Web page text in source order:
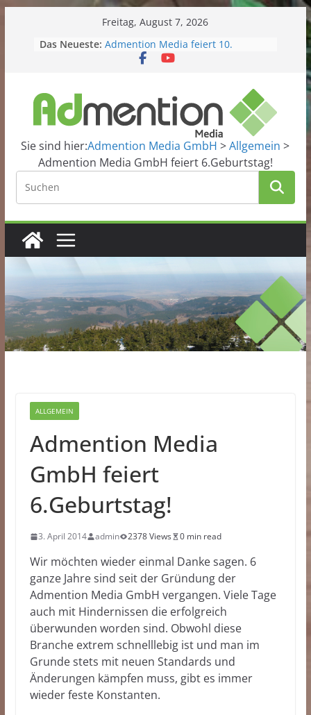
content
Freitag, August 7, 2026
Das Neueste: Admention Media feiert 10.
Geburtstag!
Kita-App startet in die Beta-Phase
Domains im Angebot
Grafiker gesucht?
Website2App
Sie sind hier:Admention Media GmbH >Allgemein >
Admention Media GmbH feiert 6.Geburtstag!
ALLGEMEIN
Admention Media
GmbH feiert
6.Geburtstag!
3. April 2014 admin 2378 Views 0 min read
Wir möchten wieder einmal Danke sagen. 6
ganze Jahre sind seit der Gründung der
Admention Media GmbH vergangen. Viele Tage
auch mit Hindernissen die erfolgreich
überwunden worden sind. Obwohl diese
Branche extrem schnelllebig ist und man im
Grunde stets mit neuen Standards und
Änderungen kämpfen muss, gibt es immer
wieder feste Konstanten.